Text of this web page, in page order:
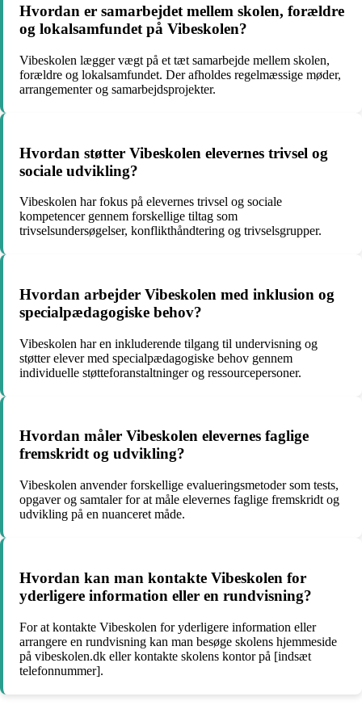
Hvordan er samarbejdet mellem skolen, forældre
og lokalsamfundet på Vibeskolen?
Vibeskolen lægger vægt på et tæt samarbejde mellem skolen,
forældre og lokalsamfundet. Der afholdes regelmæssige møder,
arrangementer og samarbejdsprojekter.
Hvordan støtter Vibeskolen elevernes trivsel og
sociale udvikling?
Vibeskolen har fokus på elevernes trivsel og sociale
kompetencer gennem forskellige tiltag som
trivselsundersøgelser, konflikthåndtering og trivselsgrupper.
Hvordan arbejder Vibeskolen med inklusion og
specialpædagogiske behov?
Vibeskolen har en inkluderende tilgang til undervisning og
støtter elever med specialpædagogiske behov gennem
individuelle støtteforanstaltninger og ressourcepersoner.
Hvordan måler Vibeskolen elevernes faglige
fremskridt og udvikling?
Vibeskolen anvender forskellige evalueringsmetoder som tests,
opgaver og samtaler for at måle elevernes faglige fremskridt og
udvikling på en nuanceret måde.
Hvordan kan man kontakte Vibeskolen for
yderligere information eller en rundvisning?
For at kontakte Vibeskolen for yderligere information eller
arrangere en rundvisning kan man besøge skolens hjemmeside
på vibeskolen.dk eller kontakte skolens kontor på [indsæt
telefonnummer].